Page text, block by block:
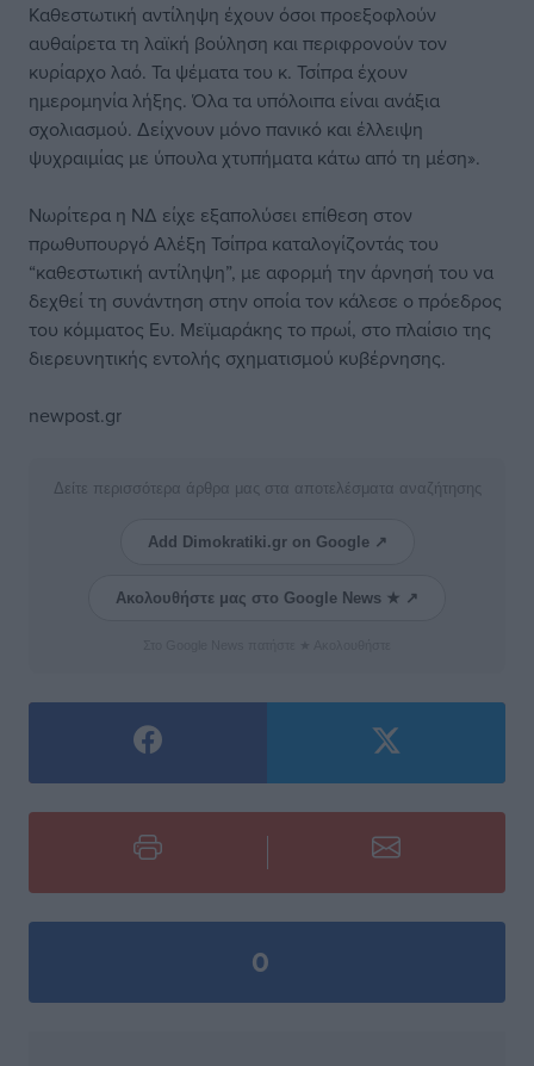
Καθεστωτική αντίληψη έχουν όσοι προεξοφλούν
αυθαίρετα τη λαϊκή βούληση και περιφρονούν τον
κυρίαρχο λαό. Τα ψέματα του κ. Τσίπρα έχουν
ημερομηνία λήξης. Όλα τα υπόλοιπα είναι ανάξια
σχολιασμού. Δείχνουν μόνο πανικό και έλλειψη
ψυχραιμίας με ύπουλα χτυπήματα κάτω από τη μέση».
Νωρίτερα η ΝΔ είχε εξαπολύσει επίθεση στον
πρωθυπουργό Αλέξη Τσίπρα καταλογίζοντάς του
“καθεστωτική αντίληψη”, με αφορμή την άρνησή του να
δεχθεί τη συνάντηση στην οποία τον κάλεσε ο πρόεδρος
του κόμματος Ευ. Μεϊμαράκης το πρωί, στο πλαίσιο της
διερευνητικής εντολής σχηματισμού κυβέρνησης.
newpost.gr
Δείτε περισσότερα άρθρα μας στα αποτελέσματα αναζήτησης
Add Dimokratiki.gr on Google ↗
Ακολουθήστε μας στο Google News ★ ↗
0